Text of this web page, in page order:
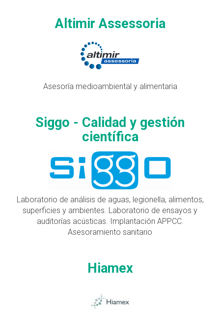
Altimir Assessoria
Asesoría medioambiental y alimentaria
Siggo - Calidad y gestión
científica
Laboratorio de análisis de aguas, legionella, alimentos,
superficies y ambientes. Laboratorio de ensayos y
auditorías acústicas. Implantación APPCC.
Asesoramiento sanitario
Hiamex